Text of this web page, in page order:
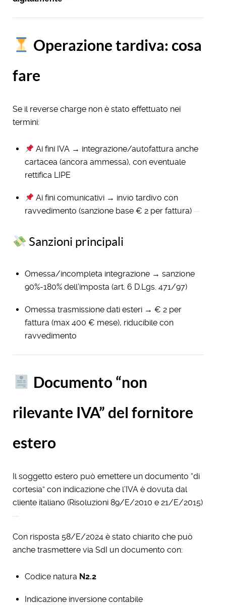
Operazione tardiva: cosa
fare
Se il reverse charge non è stato effettuato nei
termini:
Ai fini IVA → integrazione/autofattura anche
cartacea (ancora ammessa), con eventuale
rettifica LIPE
Ai fini comunicativi → invio tardivo con
ravvedimento (sanzione base € 2 per fattura)
Sanzioni principali
Omessa/incompleta integrazione → sanzione
90%-180% dell’imposta (art. 6 D.Lgs. 471/97)
Omessa trasmissione dati esteri → € 2 per
fattura (max 400 € mese), riducibile con
ravvedimento
Documento “non
rilevante IVA” del fornitore
estero
Il soggetto estero può emettere un documento “di
cortesia” con indicazione che l’IVA è dovuta dal
cliente italiano (Risoluzioni 89/E/2010 e 21/E/2015)
Con risposta 58/E/2024 è stato chiarito che può
anche trasmettere via SdI un documento con:
Codice natura N2.2
Indicazione inversione contabile